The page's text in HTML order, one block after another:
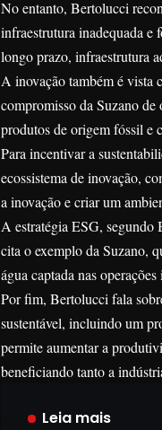
No entanto, Bertolucci
infraestrutura inadequada e
longo prazo, infraestrutura
A inovação também é vista
compromisso da Suzano
produtos de origem fóssil e
Para incentivar a
ecossistema de inovação,
a inovação e criar um
A estratégia ESG, segundo
cita o exemplo da Suzano,
água captada nas
Por fim, Bertolucci fala
sustentável, incluindo um
permite aumentar a
beneficiando tanto a
Leia mais